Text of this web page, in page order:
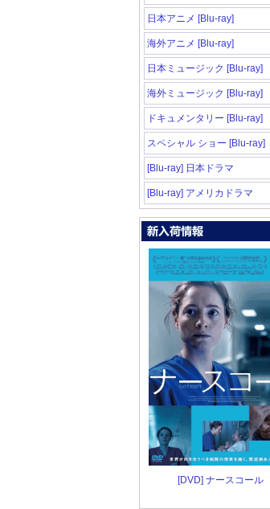
日本アニメ [Blu-ray]
海外アニメ [Blu-ray]
日本ミュージック [Blu-ray]
海外ミュージック [Blu-ray]
ドキュメンタリー [Blu-ray]
スペシャル ショー [Blu-ray]
[Blu-ray] 日本ドラマ
[Blu-ray] アメリカドラマ
[DVD] ナースコール